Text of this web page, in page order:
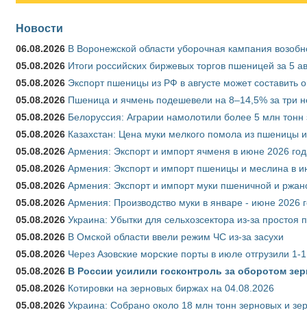
Новости
06.08.2026 В Воронежской области уборочная кампания
05.08.2026 Итоги российских биржевых торгов пшеницей за 5
05.08.2026 Экспорт пшеницы из РФ в августе может составить
05.08.2026 Пшеница и ячмень подешевели на 8–14,5% за три
05.08.2026 Белоруссия: Аграрии намолотили более 5 млн тонн
05.08.2026 Казахстан: Цена муки мелкого помола из пшеницы
05.08.2026 Армения: Экспорт и импорт ячменя в июне 2026
05.08.2026 Армения: Экспорт и импорт пшеницы и меслина в
05.08.2026 Армения: Экспорт и импорт муки пшеничной и
05.08.2026 Армения: Производство муки в январе - июне 2026
05.08.2026 Украина: Убытки для сельхозсектора из-за простоя
05.08.2026 В Омской области ввели режим ЧС из-за засухи
05.08.2026 Через Азовские морские порты в июле отгрузили
05.08.2026 В России усилили госконтроль за оборотом
05.08.2026 Котировки на зерновых биржах на 04.08.2026
05.08.2026 Украина: Собрано около 18 млн тонн зерновых и